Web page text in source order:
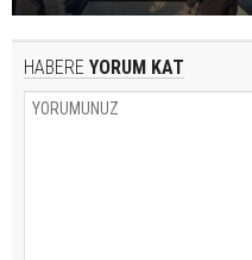
HABERE YORUM KAT